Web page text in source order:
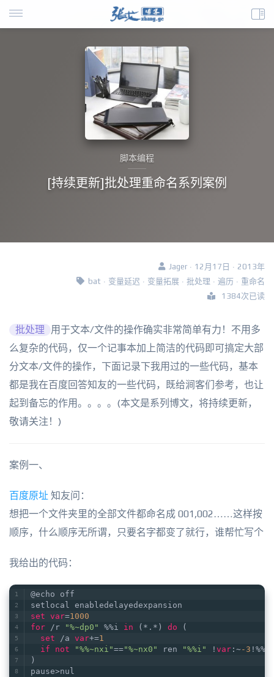
脚本编程
[持续更新]批处理重命名系列案例
Jager · 12月17日 · 2013年
bat · 变量延迟 · 变量拓展 · 批处理 · 遍历 · 重命名
1384次已读
批处理
用于文本/文件的操作确实非常简单有力！不用多
么复杂的代码，仅一个记事本加上简洁的代码即可搞定大部
分文本/文件的操作，下面记录下我用过的一些代码，基本
都是我在百度回答知友的一些代码，既给涧客们参考，也让
起到备忘的作用。。。。(本文是系列博文，将持续更新，
敬请关注！)
案例一、
百度原址 知友问：
想把一个文件夹里的全部文件都命名成 001,002……这样按
顺序，什么顺序无所谓，只要名字都变了就行，谁帮忙写个
我给出的代码：
@echo off
setlocal enabledelayedexpansion
set var=1000
for /r "%~dp0" %%i in (*.*) do (
set /a var+=1
if
not "%%~nxi"=="%~nx0" ren "%%i" ! var :~-3
)
pause>nul